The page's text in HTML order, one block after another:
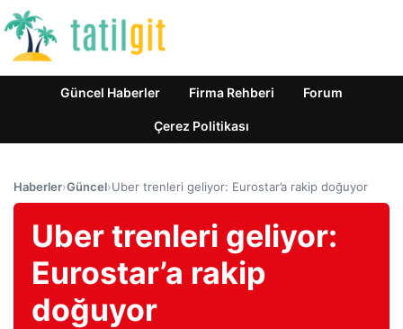
Güncel Haberler Firma Rehberi Forum
Çerez Politikası
Haberler›Güncel›Uber trenleri geliyor: Eurostar’a rakip doğuyor
Uber trenleri geliyor:
Eurostar’a rakip
doğuyor